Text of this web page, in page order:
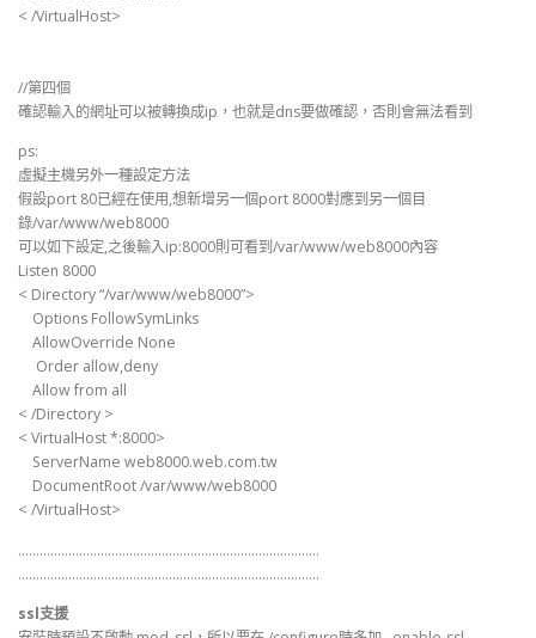
< /VirtualHost>
//第四個
確認輸入的網址可以被轉換成ip，也就是dns要做確認，否則會無法看到
ps:
虛擬主機另外一種設定方法
假設port 80已經在使用,想新增另一個port 8000對應到另一個目
錄/var/www/web8000
可以如下設定,之後輸入ip:8000則可看到/var/www/web8000內容
Listen 8000
< Directory “/var/www/web8000”>
Options FollowSymLinks
AllowOverride None
Order allow,deny
Allow from all
< /Directory >
< VirtualHost *:8000>
ServerName web8000.web.com.tw
DocumentRoot /var/www/web8000
< /VirtualHost>
…………………………………………………………………………
…………………………………………………………………………
ssl支援